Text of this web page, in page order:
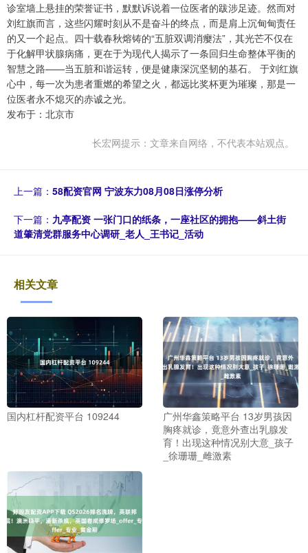
诊室墙上悬挂的荣誉证书，默默诉说着一位医者的跋涉足迹。然而对
刘红旗而言，这些闪耀时刻从不是奋斗的终点，而是肩上沉甸甸责任
的又一个起点。四十载春秋熔铸的“五脏双调消瘿法”，其光芒不仅在
于化解甲状腺病痛，更在于为现代人揭示了一条回归生命整体平衡的
智慧之路——当五脏和谐运转，便是健康深沉坚韧的基石。 于刘红旗
心中，每一次为患者重燃的希望之火，都远比奖杯更为璀璨，那是一
位医者永不熄灭的赤诚之光。
发布于：北京市
长宏网提示：文章来自网络，不代表本站观点。
上一篇： 58配资官网 宁波东力08月08日涨停分析
下一篇： 九亭配资 一张门口的纸条，一座社区的拥抱——斜土街
道肇清党群服务中心调研_老人_王书记_活动
相关文章
国内杠杆配资平台 109244
广州华鑫策略平台 13岁男孩因
胸疼就诊，竟意外查出乳腺发
育！出现这种情况别大意_孩子
_徐珊珊_雌激素